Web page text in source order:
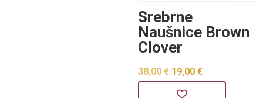
Srebrne
Naušnice Brown
Clover
38,00€ Izvorna
cijena
19,00 €